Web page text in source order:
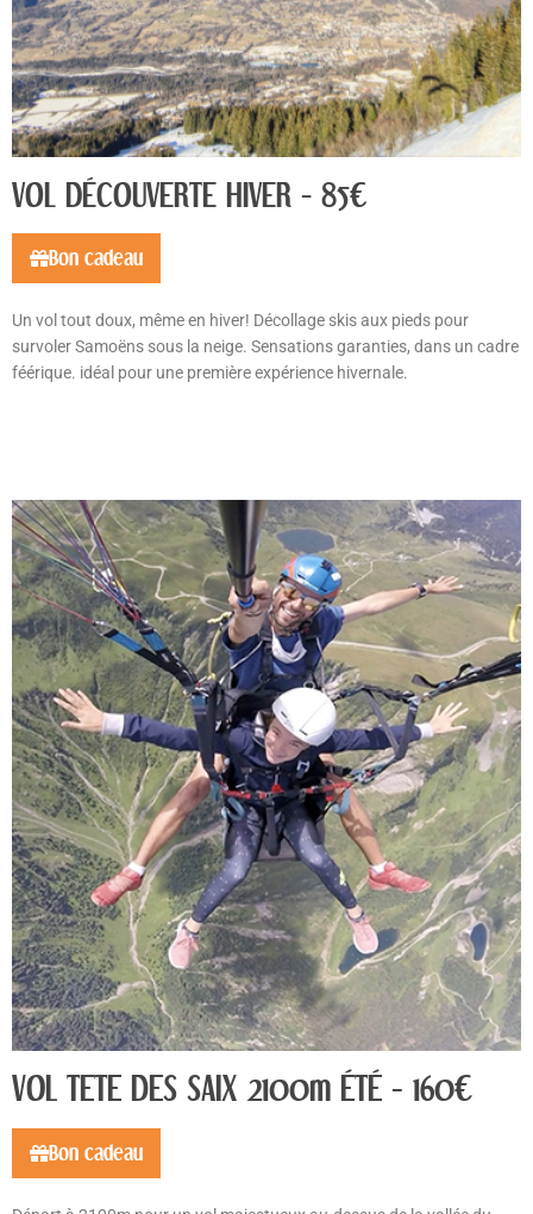
VOL DÉCOUVERTE HIVER - 85€
Bon cadeau
Un vol tout doux, même en hiver! Décollage skis aux pieds pour
survoler Samoëns sous la neige. Sensations garanties, dans un cadre
féérique. idéal pour une première expérience hivernale.
VOL TETE DES SAIX 2100m ÉTÉ - 160€
Bon cadeau